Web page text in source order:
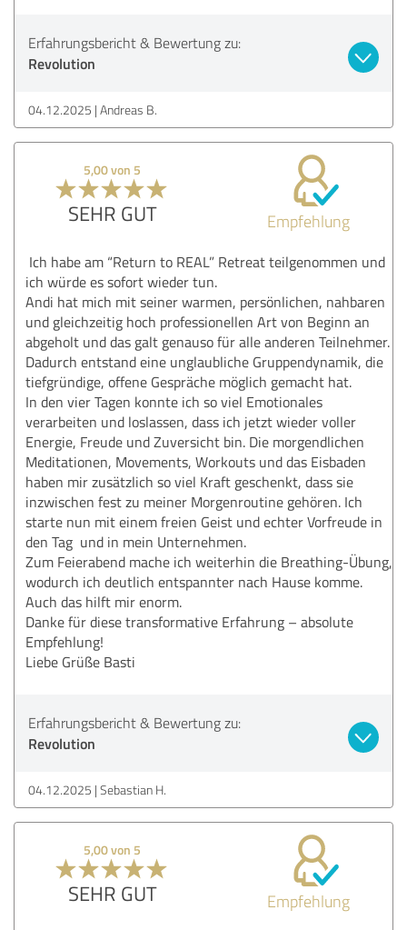
Erfahrungsbericht & Bewertung zu:
Revolution
04.12.2025 Andreas B.
5,00 von 5
SEHR GUT Empfehlung
Ich habe am “Return to REAL” Retreat teilgenommen und
ich würde es sofort wieder tun.
Andi hat mich mit seiner warmen, persönlichen, nahbaren
und gleichzeitig hoch professionellen Art von Beginn an
abgeholt und das galt genauso für alle anderen Teilnehmer.
Dadurch entstand eine unglaubliche Gruppendynamik, die
tiefgründige, offene Gespräche möglich gemacht hat.
In den vier Tagen konnte ich so viel Emotionales
verarbeiten und loslassen, dass ich jetzt wieder voller
Energie, Freude und Zuversicht bin. Die morgendlichen
Meditationen, Movements, Workouts und das Eisbaden
haben mir zusätzlich so viel Kraft geschenkt, dass sie
inzwischen fest zu meiner Morgenroutine gehören. Ich
starte nun mit einem freien Geist und echter Vorfreude in
den Tag und in mein Unternehmen.
Zum Feierabend mache ich weiterhin die Breathing-Übung,
wodurch ich deutlich entspannter nach Hause komme.
Auch das hilft mir enorm.
Danke für diese transformative Erfahrung – absolute
Empfehlung!
Liebe Grüße Basti
Erfahrungsbericht & Bewertung zu:
Revolution
04.12.2025 Sebastian H.
5,00 von 5
SEHR GUT Empfehlung